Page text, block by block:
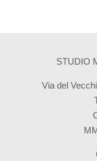
STUDIO
Via del